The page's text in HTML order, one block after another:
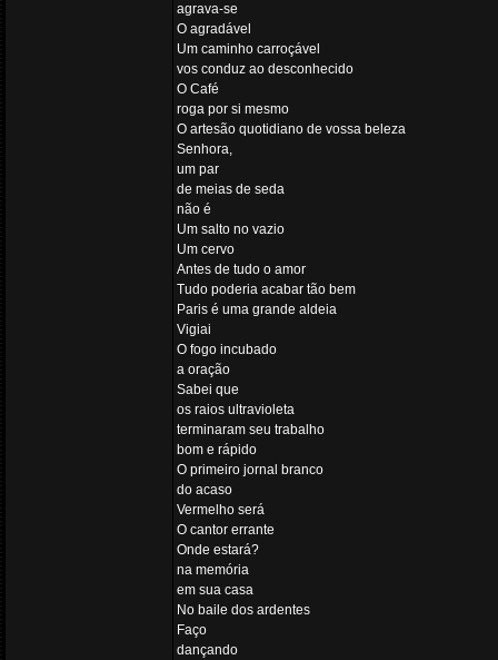
agrava-se
O agradável
Um caminho carroçável
vos conduz ao desconhecido
O Café
roga por si mesmo
O artesão quotidiano de vossa beleza
Senhora,
um par
de meias de seda
não é
Um salto no vazio
Um cervo
Antes de tudo o amor
Tudo poderia acabar tão bem
Paris é uma grande aldeia
Vigiai
O fogo incubado
a oração
Sabei que
os raios ultravioleta
terminaram seu trabalho
bom e rápido
O primeiro jornal branco
do acaso
Vermelho será
O cantor errante
Onde estará?
na memória
em sua casa
No baile dos ardentes
Faço
dançando